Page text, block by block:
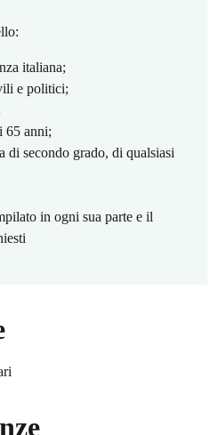
italiana;
e politici;
65 anni;
di secondo grado, di qualsiasi
in ogni sua parte e il